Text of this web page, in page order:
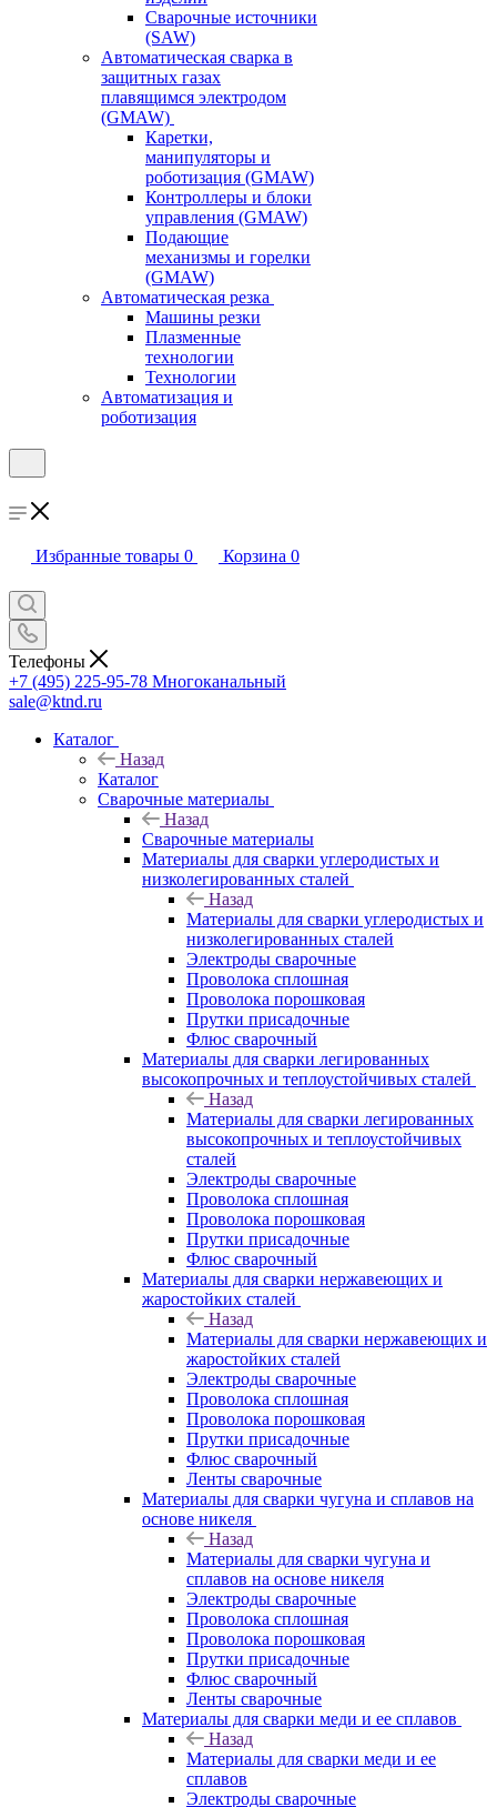
Сварочные источники
(SAW)
Автоматическая сварка в
защитных газах
плавящимся электродом
(GMAW)
Каретки,
манипуляторы и
роботизация (GMAW)
Контроллеры и блоки
управления (GMAW)
Подающие
механизмы и горелки
(GMAW)
Автоматическая резка
Машины резки
Плазменные
технологии
Технологии
Автоматизация и
роботизация
Избранные товары 0 Корзина 0
Телефоны
+7 (495) 225-95-78 Многоканальный
sale@ktnd.ru
Каталог
Назад
Каталог
Сварочные материалы
Назад
Сварочные материалы
Материалы для сварки углеродистых и
низколегированных сталей
Назад
Материалы для сварки углеродистых и
низколегированных сталей
Электроды сварочные
Проволока сплошная
Проволока порошковая
Прутки присадочные
Флюс сварочный
Материалы для сварки легированных
высокопрочных и теплоустойчивых сталей
Назад
Материалы для сварки легированных
высокопрочных и теплоустойчивых
сталей
Электроды сварочные
Проволока сплошная
Проволока порошковая
Прутки присадочные
Флюс сварочный
Материалы для сварки нержавеющих и
жаростойких сталей
Назад
Материалы для сварки нержавеющих и
жаростойких сталей
Электроды сварочные
Проволока сплошная
Проволока порошковая
Прутки присадочные
Флюс сварочный
Ленты сварочные
Материалы для сварки чугуна и сплавов на
основе никеля
Назад
Материалы для сварки чугуна и
сплавов на основе никеля
Электроды сварочные
Проволока сплошная
Проволока порошковая
Прутки присадочные
Флюс сварочный
Ленты сварочные
Материалы для сварки меди и ее сплавов
Назад
Материалы для сварки меди и ее
сплавов
Электроды сварочные